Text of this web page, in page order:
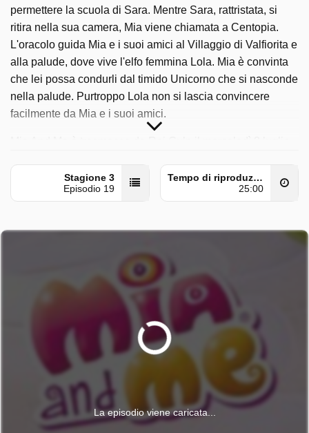
permettere la scuola di Sara. Mentre Sara, rattristata, si
ritira nella sua camera, Mia viene chiamata a Centopia.
L'oracolo guida Mia e i suoi amici al Villaggio di Valfiorita e
alla palude, dove vive l'elfo femmina Lola. Mia è convinta
che lei possa condurli dal timido Unicorno che si nasconde
nella palude. Purtroppo Lola non si lascia convincere
facilmente da Mia e i suoi amici.
la prima volta il sabato 20 luglio 2024.
Stagione 3
Episodio 19
Tempo di riproduzione
25:00
La episodio viene caricata...